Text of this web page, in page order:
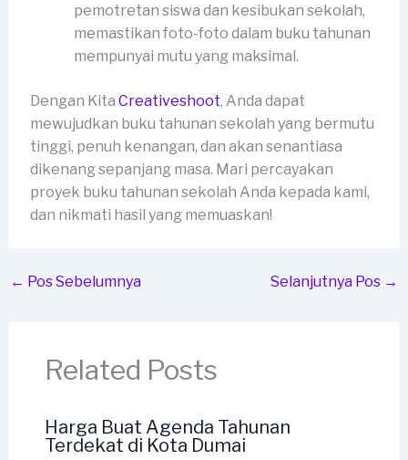
pemotretan siswa dan kesibukan sekolah,
memastikan foto-foto dalam buku tahunan
mempunyai mutu yang maksimal.
Dengan Kita Creativeshoot, Anda dapat
mewujudkan buku tahunan sekolah yang bermutu
tinggi, penuh kenangan, dan akan senantiasa
dikenang sepanjang masa. Mari percayakan
proyek buku tahunan sekolah Anda kepada kami,
dan nikmati hasil yang memuaskan!
← Pos Sebelumnya Selanjutnya Pos →
Related Posts
Harga Buat Agenda Tahunan
Terdekat di Kota Dumai